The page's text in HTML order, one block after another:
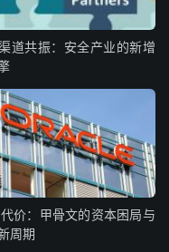
道共振：安全产业的新增
价：甲骨文的资本困局与
周期